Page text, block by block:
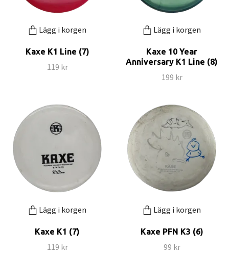
Lägg i korgen
Kaxe K1 Line (7)
119 kr
Lägg i korgen
Kaxe 10 Year
Anniversary K1 Line (8)
199 kr
Lägg i korgen
Kaxe K1 (7)
119 kr
Lägg i korgen
Kaxe PFN K3 (6)
99 kr